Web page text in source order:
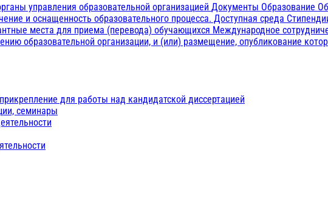
управления образовательной организацией Документы Образование
и оснащенность образовательного процесса. Доступная среда
места для приема (перевода) обучающихся Международное
образовательной организации, и (или) размещение, опубликование
для работы над кандидатской диссертацией
семинары